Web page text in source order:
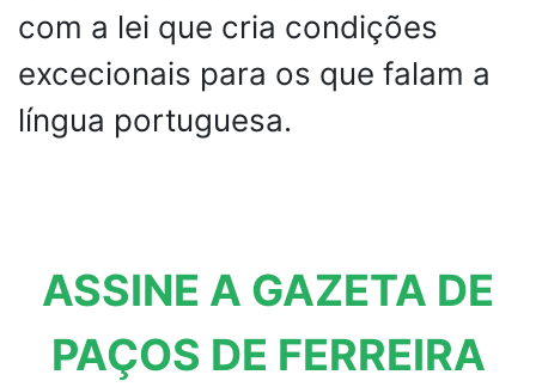
com a lei que cria condições
excecionais para os que falam a
língua portuguesa.
ASSINE A GAZETA DE
PAÇOS DE FERREIRA